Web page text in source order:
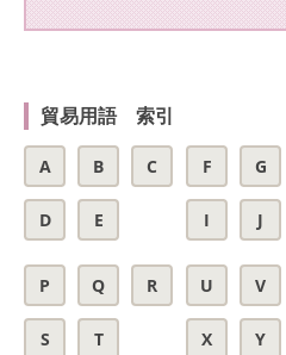
貿易用語 索引
A B C
D E
F G
I J
P Q R
S T
U V
X Y